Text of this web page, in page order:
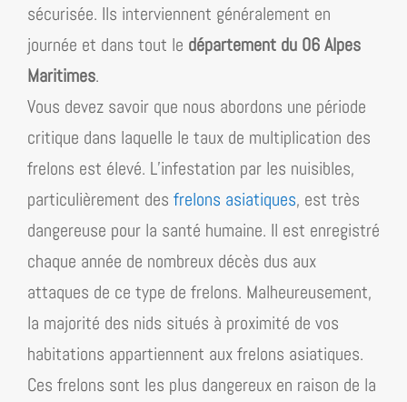
sécurisée. Ils interviennent généralement en
journée et dans tout le département du 06 Alpes
Maritimes.
Vous devez savoir que nous abordons une période
critique dans laquelle le taux de multiplication des
frelons est élevé. L’infestation par les nuisibles,
particulièrement des frelons asiatiques, est très
dangereuse pour la santé humaine. Il est enregistré
chaque année de nombreux décès dus aux
attaques de ce type de frelons. Malheureusement,
la majorité des nids situés à proximité de vos
habitations appartiennent aux frelons asiatiques.
Ces frelons sont les plus dangereux en raison de la